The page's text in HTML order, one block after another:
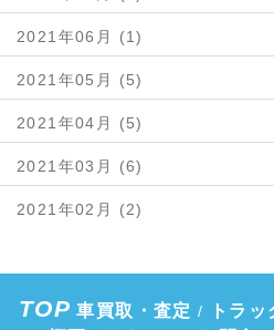
2021年06月 (1)
2021年05月 (5)
2021年04月 (5)
2021年03月 (6)
2021年02月 (2)
TOP 車買取・査定 / トラ